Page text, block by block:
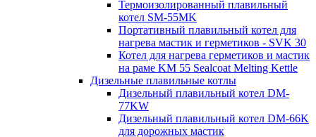
Термоизолированный плавильный
котел SM-55MK
Портативный плавильный котел для
нагрева мастик и герметиков - SVK 30
Котел для нагрева герметиков и мастик
на раме KM 55 Sealcoat Melting Kettle
Дизельные плавильные котлы
Дизельный плавильный котел DM-
77KW
Дизельный плавильный котел DM-66K
для дорожных мастик